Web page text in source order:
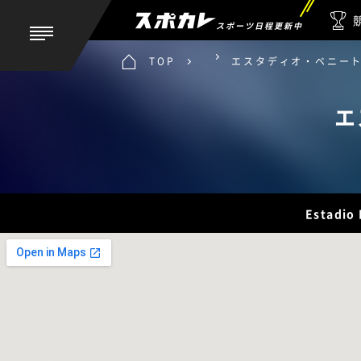
スポーツ日程更新中
TOP エスタディオ・ベニー
Estadio